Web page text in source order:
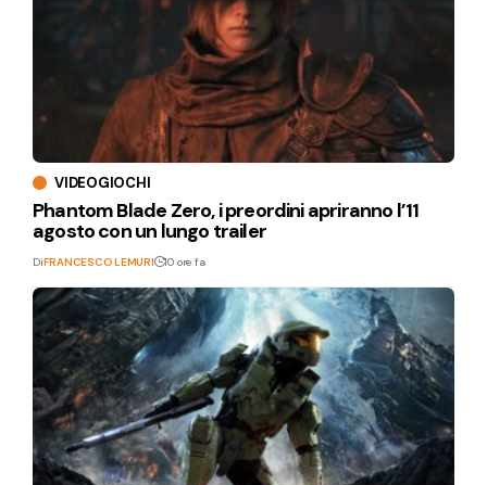
VIDEOGIOCHI
Phantom Blade Zero, i preordini apriranno l’11
agosto con un lungo trailer
DiFRANCESCO LEMURI 10 ore fa